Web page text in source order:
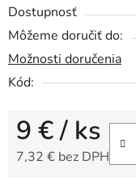
Dostupnosť
Môžeme doručiť do:
Možnosti doručenia
Kód:
9 €/ ks
7,32 € bez DPH